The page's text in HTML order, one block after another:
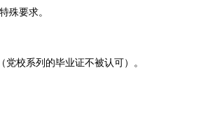
殊要求。
校系列的毕业证不被认可）。